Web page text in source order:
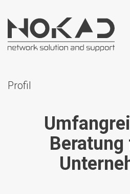
Profil